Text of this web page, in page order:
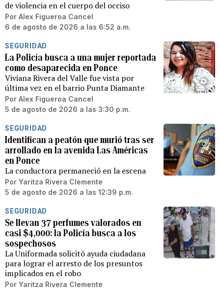
de violencia en el cuerpo del occiso
Por Alex Figueroa Cancel
6 de agosto de 2026 a las 6:52 a.m.
SEGURIDAD
La Policía busca a una mujer reportada
como desaparecida en Ponce
Viviana Rivera del Valle fue vista por
última vez en el barrio Punta Diamante
Por Alex Figueroa Cancel
5 de agosto de 2026 a las 3:30 p.m.
SEGURIDAD
Identifican a peatón que murió tras ser
arrollado en la avenida Las Américas
en Ponce
La conductora permaneció en la escena
Por Yaritza Rivera Clemente
5 de agosto de 2026 a las 12:39 p.m.
SEGURIDAD
Se llevan 37 perfumes valorados en
casi $4,000: la Policía busca a los
sospechosos
La Uniformada solicitó ayuda ciudadana
para lograr el arresto de los presuntos
implicados en el robo
Por Yaritza Rivera Clemente